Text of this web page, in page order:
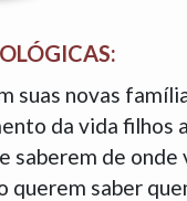
suas novas
da vida filhos
saberem de onde
querem saber